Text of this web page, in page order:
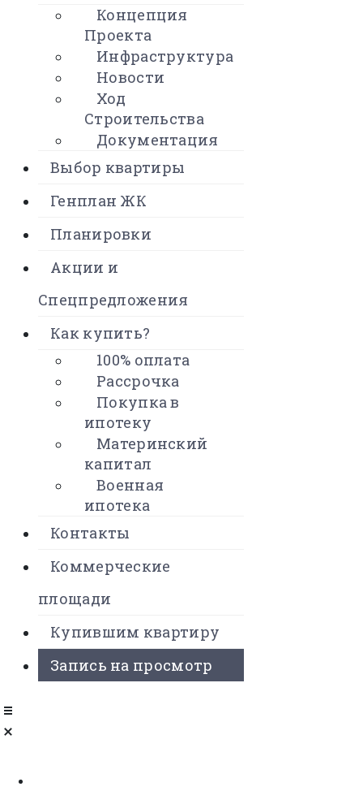
Концепция
Проекта
Инфраструктура
Новости
Ход
Строительства
Документация
Выбор квартиры
Генплан ЖК
Планировки
Акции и
Спецпредложения
Как купить?
100% оплата
Рассрочка
Покупка в
ипотеку
Материнский
капитал
Военная
ипотека
Контакты
Коммерческие
площади
Купившим квартиру
Запись на просмотр